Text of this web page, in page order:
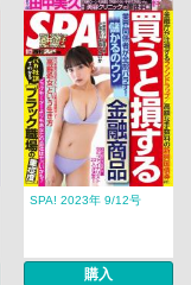
SPA! 2023年 9/12号
購入